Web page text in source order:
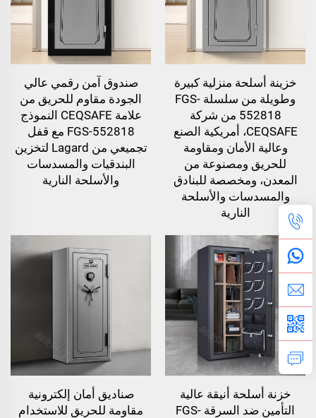
خزينة أسلحة منزلية كبيرة
وطويلة من سلسلة FGS-
552818 من شركة
CEQSAFE، أمريكية الصنع
وعالية الأمان ومقاومة
للحريق ومصنوعة من
المعدن، ومخصصة للبنادق
والمسدسات والأسلحة
النارية
صندوق آمن رقمي عالي
الجودة مقاوم للحريق من
علامة CEQSAFE النموذج
FGS-552818 مع قفل
تجميعي من Lagard لتخزين
البندقيات والمسدسات
والأسلحة النارية
خزنة أسلحة أنيقة عالية
التأمين ضد السرقة FGS-
صناديق أمان إلكترونية
مقاومة للحريق للاستخدام